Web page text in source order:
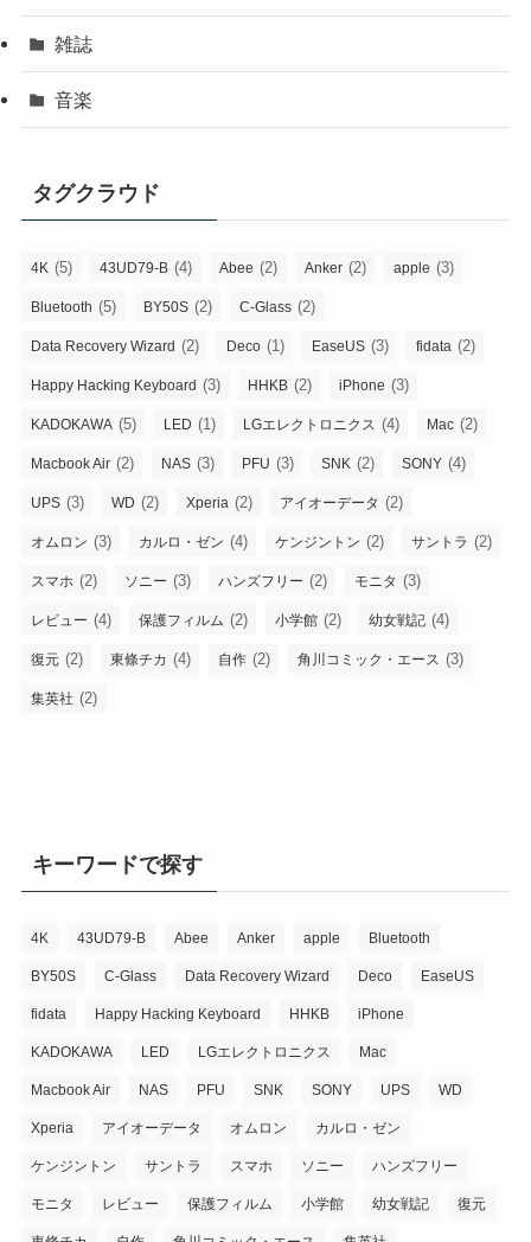
雑誌
音楽
タグクラウド
4K (5) 43UD79-B (4) Abee (2) Anker (2) apple (3)
Bluetooth (5) BY50S (2) C-Glass (2)
Data Recovery Wizard (2) Deco (1) EaseUS (3) fidata (2)
Happy Hacking Keyboard (3) HHKB (2) iPhone (3)
KADOKAWA (5) LED (1) LGエレクトロニクス (4) Mac (2)
Macbook Air (2) NAS (3) PFU (3) SNK (2) SONY (4)
UPS (3) WD (2) Xperia (2) アイオーデータ (2)
オムロン (3) カルロ・ゼン (4) ケンジントン (2) サントラ (2)
スマホ (2) ソニー (3) ハンズフリー (2) モニタ (3)
レビュー (4) 保護フィルム (2) 小学館 (2) 幼女戦記 (4)
復元 (2) 東條チカ (4) 自作 (2) 角川コミック・エース (3)
集英社 (2)
キーワードで探す
4K 43UD79-B Abee Anker apple Bluetooth
BY50S C-Glass Data Recovery Wizard Deco EaseUS
fidata Happy Hacking Keyboard HHKB iPhone
KADOKAWA LED LGエレクトロニクス Mac
Macbook Air NAS PFU SNK SONY UPS WD
Xperia アイオーデータ オムロン カルロ・ゼン
ケンジントン サントラ スマホ ソニー ハンズフリー
モニタ レビュー 保護フィルム 小学館 幼女戦記 復元